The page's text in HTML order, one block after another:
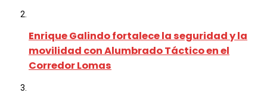
Enrique Galindo fortalece la seguridad y la
movilidad con Alumbrado Táctico en el
Corredor Lomas